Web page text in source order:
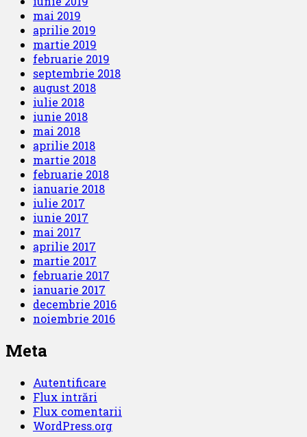
mai 2019
aprilie 2019
martie 2019
februarie 2019
septembrie 2018
august 2018
iulie 2018
iunie 2018
mai 2018
aprilie 2018
martie 2018
februarie 2018
ianuarie 2018
iulie 2017
iunie 2017
mai 2017
aprilie 2017
martie 2017
februarie 2017
ianuarie 2017
decembrie 2016
noiembrie 2016
Meta
Autentificare
Flux intrări
Flux comentarii
WordPress.org